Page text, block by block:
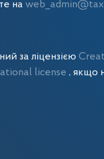
на
за ліцензією
license, якщо